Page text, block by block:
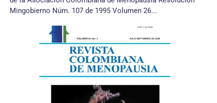
Mingobierno Núm. 107 de 1995 Volumen 26...